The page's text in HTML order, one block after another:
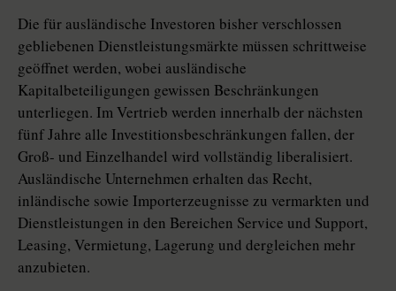
Die für ausländische Investoren bisher verschlossen
gebliebenen Dienstleistungsmärkte müssen schrittweise
geöffnet werden, wobei ausländische
Kapitalbeteiligungen gewissen Beschränkungen
unterliegen. Im Vertrieb werden innerhalb der nächsten
fünf Jahre alle Investitionsbeschränkungen fallen, der
Groß- und Einzelhandel wird vollständig liberalisiert.
Ausländische Unternehmen erhalten das Recht,
inländische sowie Importerzeugnisse zu vermarkten und
Dienstleistungen in den Bereichen Service und Support,
Leasing, Vermietung, Lagerung und dergleichen mehr
anzubieten.